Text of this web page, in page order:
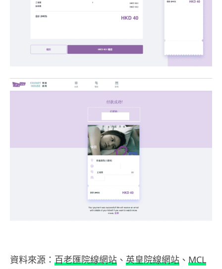
資料來源： 百老匯院線網站 、 英皇院線網站 、 MCL